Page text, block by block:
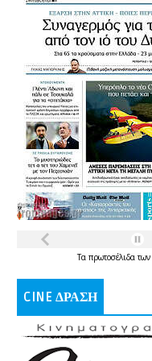
Τα πρωτοσέλιδατων
CINE ΔΡΑΣΗ